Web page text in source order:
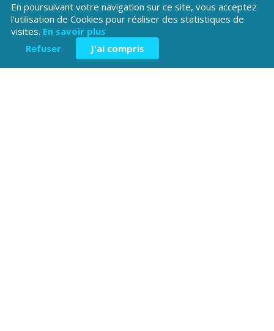
Valoriser
Restez informé des projets et des actualités du patrimoine des
Hautes-Alpes
En poursuivant votre navigation sur ce site, vous acceptez
l'utilisation de Cookies pour réaliser des statistiques de
visites. En savoir plus
Refuser
J'ai compris